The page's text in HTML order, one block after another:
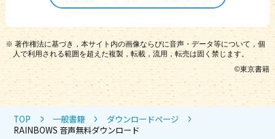
解説編8ページREADING TIPS
8 解説編8ページ単語
9 解説編9ページLET'S TALK!
解説編9ページREADING TIPS
9 解説編9ページ単語
10 解説編10ページLET'S TALK!
※ 著作権法に基づき，本サイト内の画像ならびに音声・データ等について，個
人で利用される範囲を超えた複製，転載，流用，転売は固く禁じます。
©︎東京書籍
TOP 一般書籍
ダウンロードページ
RAINBOWS 音声無料ダウンロード